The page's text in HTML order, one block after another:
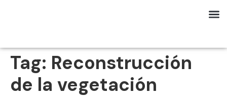
Tag: Reconstrucción
de la vegetación